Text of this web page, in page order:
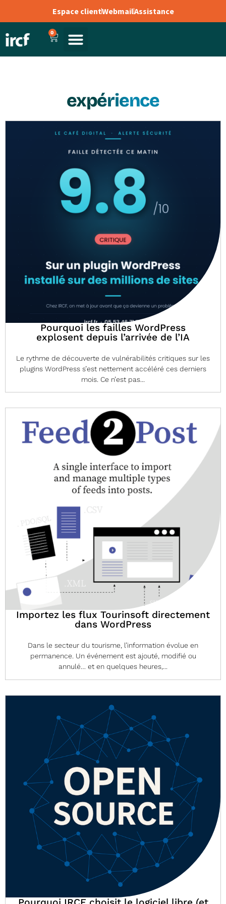
Espace clientWebmailAssistance
0
expérience
Pourquoi les failles WordPress
explosent depuis l’arrivée de l’IA
Le rythme de découverte de vulnérabilités critiques sur les
plugins WordPress s’est nettement accéléré ces derniers
mois. Ce n’est pas...
Importez les flux Tourinsoft directement
dans WordPress
Dans le secteur du tourisme, l’information évolue en
permanence. Un événement est ajouté, modifié ou
annulé… et en quelques heures,...